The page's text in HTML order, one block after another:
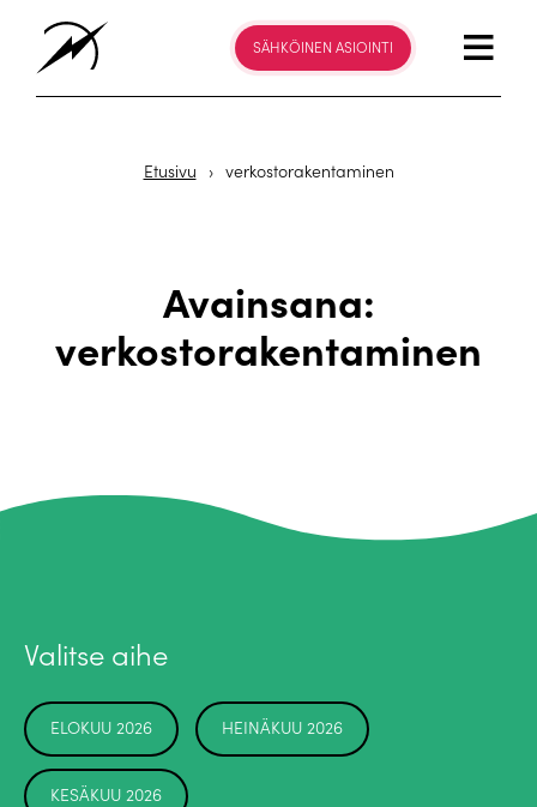
SÄHKÖINEN ASIOINTI
Etusivu › verkostorakentaminen
Avainsana:
verkostorakentaminen
Valitse aihe
ELOKUU 2026 HEINÄKUU 2026
KESÄKUU 2026